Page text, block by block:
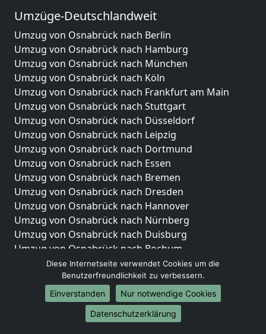
Umzüge-Deutschlandweit
Umzug von Osnabrück nach Berlin
Umzug von Osnabrück nach Hamburg
Umzug von Osnabrück nach München
Umzug von Osnabrück nach Köln
Umzug von Osnabrück nach Frankfurt am Main
Umzug von Osnabrück nach Stuttgart
Umzug von Osnabrück nach Düsseldorf
Umzug von Osnabrück nach Leipzig
Umzug von Osnabrück nach Dortmund
Umzug von Osnabrück nach Essen
Umzug von Osnabrück nach Bremen
Umzug von Osnabrück nach Dresden
Umzug von Osnabrück nach Hannover
Umzug von Osnabrück nach Nürnberg
Umzug von Osnabrück nach Duisburg
Umzug von Osnabrück nach Bochum
Umzug von Osnabrück nach Wuppertal
Umzug von Osnabrück nach Bielefeld
Umzug von Osnabrück nach Bonn
Umzug von Osnabrück nach Münster
Diese Internetseite verwendet Cookies um die
Benutzerfreundlichkeit zu verbessern.
Einverstanden
Nur notwendige Cookies
Datenschutzerklärung